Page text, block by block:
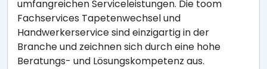
umfangreichen Serviceleistungen. Die toom
Fachservices Tapetenwechsel und
Handwerkerservice sind einzigartig in der
Branche und zeichnen sich durch eine hohe
Beratungs- und Lösungskompetenz aus.